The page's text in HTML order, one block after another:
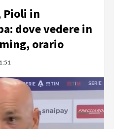
Pioli in
dove vedere in
orario